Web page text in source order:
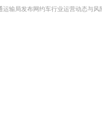
运输局发布网约车行业运营动态与